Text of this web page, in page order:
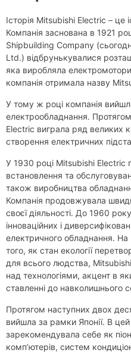
Історія Mitsubishi Electric – це
Компанія заснована в 1921
Shipbuilding Company
Ltd.) відбрунькувалися
яка виробляла
компанія отримала назву
У тому ж році компанія
електрообладнання.
Electric виграла ряд великих
створення електричних
У 1930 році Mitsubishi Electric
встановлення та
також виробництва
Компанія продовжувала
своєї діяльності. До 1960
інноваційних і
електричного обладнання.
того, як стан екології
для всього людства,
над технологіями, акцент в
ставленні до навколишнього
Протягом наступних двох
вийшла за рамки Японії. В
зарекомендувала себе як
комп’ютерів, систем